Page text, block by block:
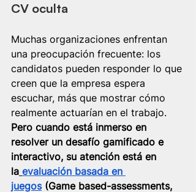
CV oculta
Muchas organizaciones enfrentan
una preocupación frecuente: los
candidatos pueden responder lo que
creen que la empresa espera
escuchar, más que mostrar cómo
realmente actuarían en el trabajo.
Pero cuando está inmerso en
resolver un desafío gamificado e
interactivo, su atención está en
la evaluación basada en
juegos (Game based-assessments,